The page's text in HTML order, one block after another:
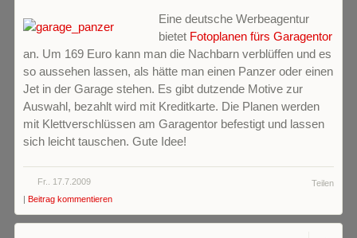
Eine deutsche Werbeagentur
bietet Fotoplanen fürs Garagentor
an. Um 169 Euro kann man die Nachbarn verblüffen und es
so aussehen lassen, als hätte man einen Panzer oder einen
Jet in der Garage stehen. Es gibt dutzende Motive zur
Auswahl, bezahlt wird mit Kreditkarte. Die Planen werden
mit Klettverschlüssen am Garagentor befestigt und lassen
sich leicht tauschen. Gute Idee!
Teilen
Fr.. 17.7.2009
Beitrag kommentieren